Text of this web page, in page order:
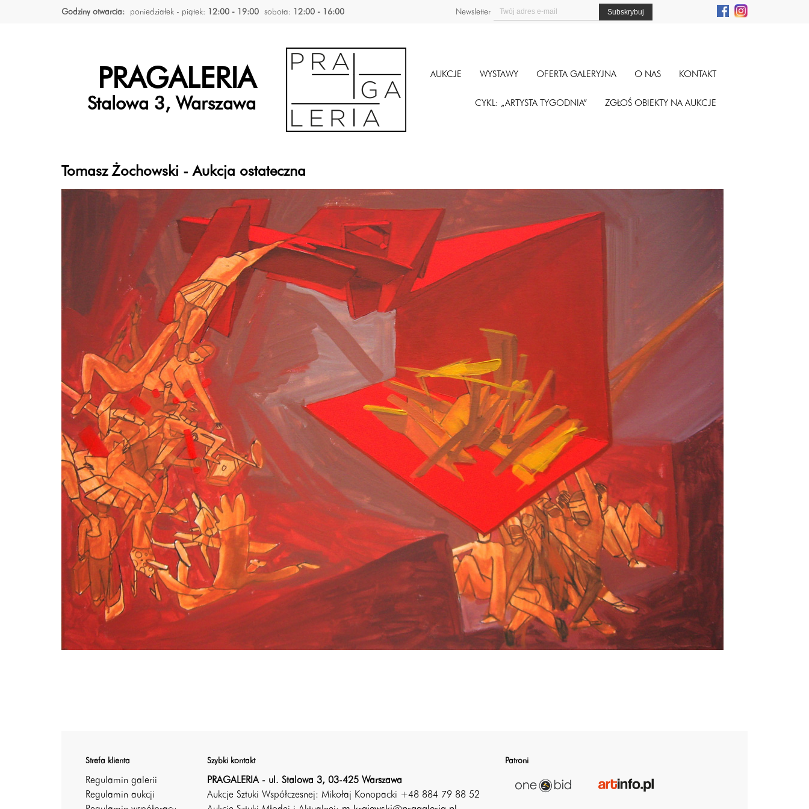
Godziny otwarcia: poniedziałek - piątek: 12:00 - 19:00 sobota: 12:00 - 16:00 Newsletter
PRAGALERIA
Stalowa 3, Warszawa
AUKCJE WYSTAWY OFERTA GALERYJNA O NAS KONTAKT
CYKL: „ARTYSTA TYGODNIA” ZGŁOŚ OBIEKTY NA AUKCJE
Tomasz Żochowski - Aukcja ostateczna
Strefa klienta
Regulamin galerii
Regulamin aukcji
Szybki kontakt
PRAGALERIA - ul. Stalowa 3, 03-425 Warszawa
Aukcje Sztuki Współczesnej: Mikołaj Konopacki +48 884 79 88 52
Patroni